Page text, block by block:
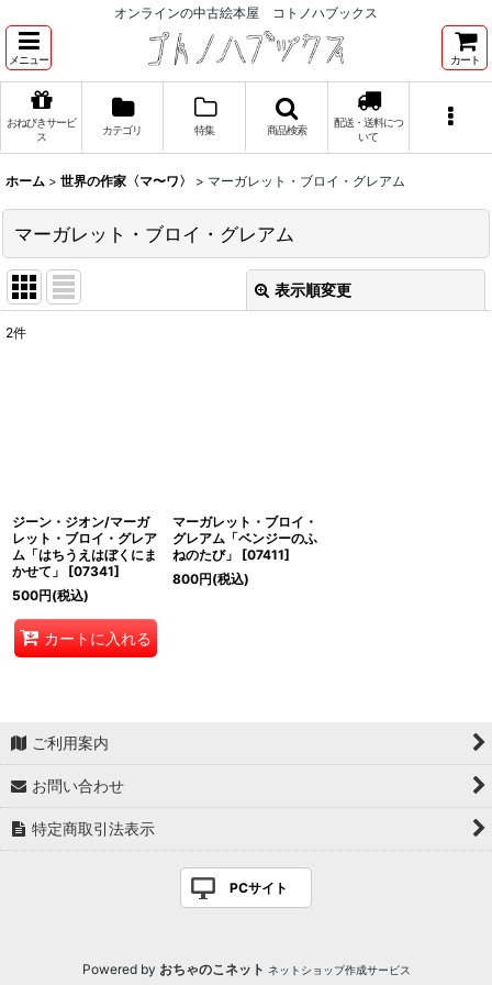
オンラインの中古絵本屋 コトノハブックス
メニュー カート
おねびきサービ
ス
カテゴリ 特集 商品検索
配送・送料につ
いて
ホーム > 世界の作家〈マ〜ワ〉 > マーガレット・ブロイ・グレアム
マーガレット・ブロイ・グレアム
表示順変更
2件
ジーン・ジオン/マーガ
レット・ブロイ・グレア
ム「はちうえはぼくにま
かせて」
[07341]
500円(税込)
カートに入れる
マーガレット・ブロイ・
グレアム「ベンジーのふ
ねのたび」
[07411]
800円(税込)
ご利用案内
お問い合わせ
特定商取引法表示
PCサイト
Powered by おちゃのこネット ネットショップ作成サービス